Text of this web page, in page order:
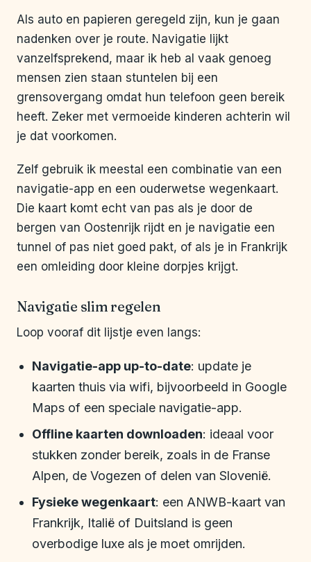
Als auto en papieren geregeld zijn, kun je gaan
nadenken over je route. Navigatie lijkt
vanzelfsprekend, maar ik heb al vaak genoeg
mensen zien staan stuntelen bij een
grensovergang omdat hun telefoon geen bereik
heeft. Zeker met vermoeide kinderen achterin wil
je dat voorkomen.
Zelf gebruik ik meestal een combinatie van een
navigatie-app en een ouderwetse wegenkaart.
Die kaart komt echt van pas als je door de
bergen van Oostenrijk rijdt en je navigatie een
tunnel of pas niet goed pakt, of als je in Frankrijk
een omleiding door kleine dorpjes krijgt.
Navigatie slim regelen
Loop vooraf dit lijstje even langs:
Navigatie-app up-to-date: update je
kaarten thuis via wifi, bijvoorbeeld in Google
Maps of een speciale navigatie-app.
Offline kaarten downloaden: ideaal voor
stukken zonder bereik, zoals in de Franse
Alpen, de Vogezen of delen van Slovenië.
Fysieke wegenkaart: een ANWB-kaart van
Frankrijk, Italië of Duitsland is geen
overbodige luxe als je moet omrijden.